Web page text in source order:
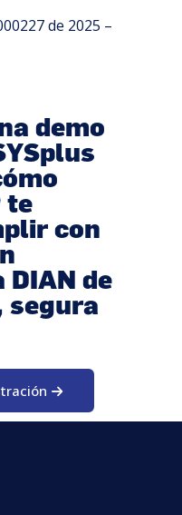
de 2025 –
demo
te
con
DIAN de
segura